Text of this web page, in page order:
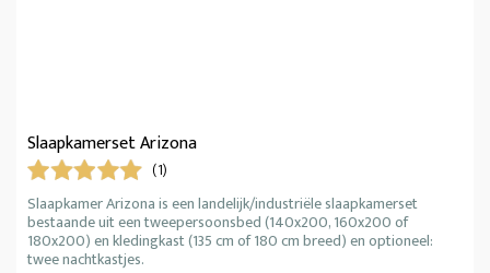
Slaapkamerset Arizona
(1)
Slaapkamer Arizona is een landelijk/industriële slaapkamerset
bestaande uit een tweepersoonsbed (140x200, 160x200 of
180x200) en kledingkast (135 cm of 180 cm breed) en optioneel:
twee nachtkastjes.